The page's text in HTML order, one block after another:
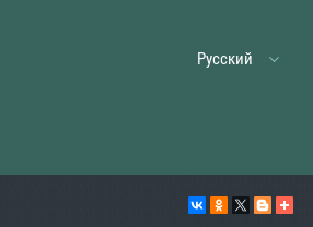
Русский